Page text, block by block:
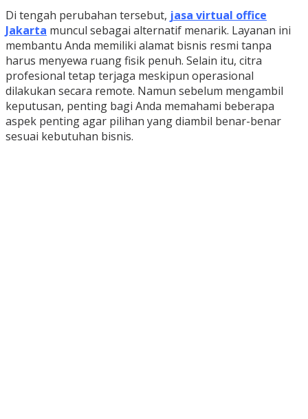
Di tengah perubahan tersebut, jasa virtual office
Jakarta muncul sebagai alternatif menarik. Layanan ini
membantu Anda memiliki alamat bisnis resmi tanpa
harus menyewa ruang fisik penuh. Selain itu, citra
profesional tetap terjaga meskipun operasional
dilakukan secara remote. Namun sebelum mengambil
keputusan, penting bagi Anda memahami beberapa
aspek penting agar pilihan yang diambil benar-benar
sesuai kebutuhan bisnis.